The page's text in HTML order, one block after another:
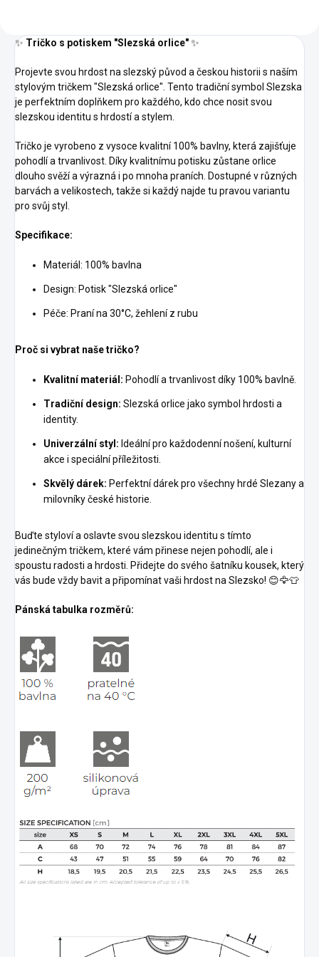
✨ Tričko s potiskem "Slezská orlice"✨
Projevte svou hrdost na slezský původ a českou historii s naším
stylovým tričkem "Slezská orlice". Tento tradiční symbol Slezska
je perfektním doplňkem pro každého, kdo chce nosit svou
slezskou identitu s hrdostí a stylem.
Tričko je vyrobeno z vysoce kvalitní 100% bavlny, která zajišťuje
pohodlí a trvanlivost. Díky kvalitnímu potisku zůstane orlice
dlouho svěží a výrazná i po mnoha praních. Dostupné v různých
barvách a velikostech, takže si každý najde tu pravou variantu
pro svůj styl.
Specifikace:
Materiál: 100% bavlna
Design: Potisk "Slezská orlice"
Péče: Praní na 30°C, žehlení z rubu
Proč si vybrat naše tričko?
Kvalitní materiál: Pohodlí a trvanlivost díky 100% bavlně.
Tradiční design: Slezská orlice jako symbol hrdosti a
identity.
Univerzální styl: Ideální pro každodenní nošení, kulturní
akce i speciální příležitosti.
Skvělý dárek: Perfektní dárek pro všechny hrdé Slezany a
milovníky české historie.
Buďte styloví a oslavte svou slezskou identitu s tímto
jedinečným tričkem, které vám přinese nejen pohodlí, ale i
spoustu radosti a hrdosti. Přidejte do svého šatníku kousek, který
vás bude vždy bavit a připomínat vaši hrdost na Slezsko! 😊🦅👕
Pánská tabulka rozměrů: